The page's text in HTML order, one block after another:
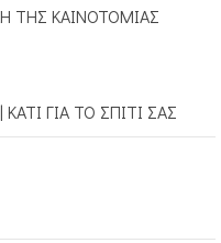
ΤΗΣ ΚΑΙΝΟΤΟΜΙΑΣ
ΓΙΑ ΤΟ ΣΠΙΤΙ ΣΑΣ